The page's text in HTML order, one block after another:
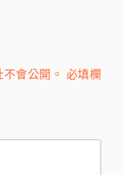
會公開。 必填欄